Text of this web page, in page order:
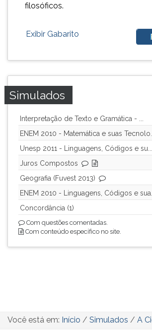
filosóficos.
Exibir Gabarito
Simulados
Interpretação de Texto e Gramática - ...
ENEM 2010 - Matemática e suas Tecnolo...
Unesp 2011 - Linguagens, Códigos e su...
Juros Compostos
Geografia (Fuvest 2013)
ENEM 2010 - Linguagens, Códigos e sua...
Concordância (1)
Com questões comentadas.
Com conteúdo específico no site.
Você está em: Início / Simulados / A